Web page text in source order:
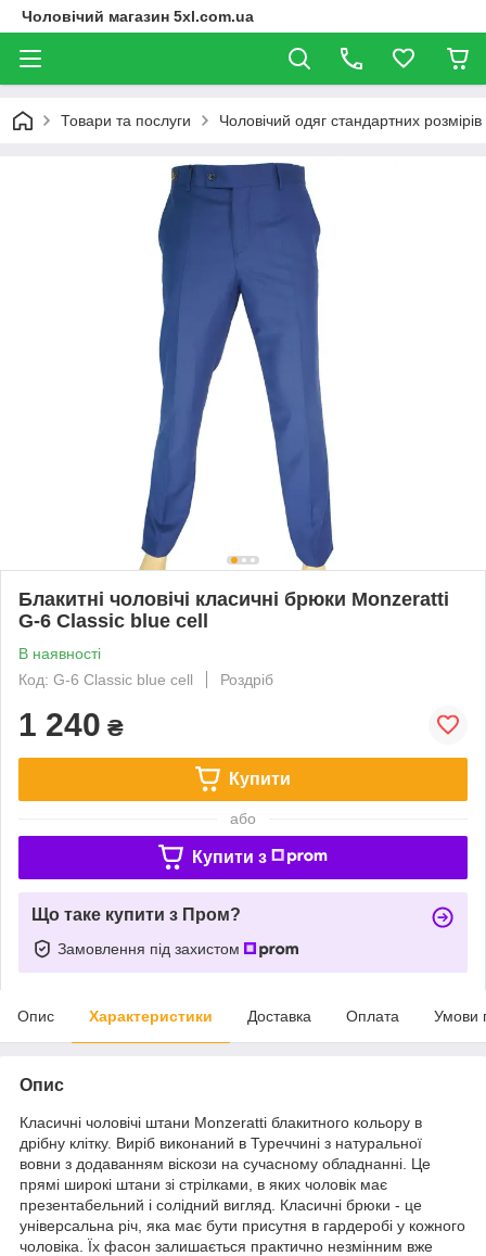
Чоловічий магазин 5xl.com.ua
Товари та послуги Чоловічий одяг стандартних розмірів
Блакитні чоловічі класичні брюки Monzeratti
G-6 Classic blue cell
В наявності
Код: G-6 Classic blue cell
Роздріб
1 240 ₴
Купити
або
Купити з
Що таке купити з Пром?
Замовлення під захистом
Опис Характеристики Доставка Оплата Умови
Опис
Класичні чоловічі штани Monzeratti блакитного кольору в
дрібну клітку. Виріб виконаний в Туреччині з натуральної
вовни з додаванням віскози на сучасному обладнанні. Це
прямі широкі штани зі стрілками, в яких чоловік має
презентабельний і солідний вигляд. Класичні брюки - це
універсальна річ, яка має бути присутня в гардеробі у кожного
чоловіка. Їх фасон залишається практично незмінним вже